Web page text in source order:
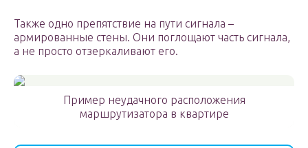
Также одно препятствие на пути сигнала –
армированные стены. Они поглощают часть сигнала,
а не просто отзеркаливают его.
Пример неудачного расположения
маршрутизатора в квартире